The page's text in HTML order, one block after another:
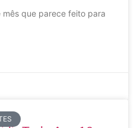
que parece feito para